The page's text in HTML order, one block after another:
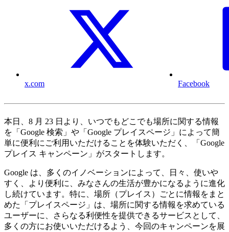
x.com Facebook
本日、8 月 23 日より、いつでもどこでも場所に関する情報
を「Google 検索」や「Google プレイスページ」によって簡
単に便利にご利用いただけることを体験いただく、「Google
プレイス キャンペーン」がスタートします。
Google は、多くのイノベーションによって、日々、使いや
すく、より便利に、みなさんの生活が豊かになるように進化
し続けています。特に、場所（プレイス）ごとに情報をまと
めた「プレイスページ」は、場所に関する情報を求めている
ユーザーに、さらなる利便性を提供できるサービスとして、
多くの方にお使いいただけるよう、今回のキャンペーンを展